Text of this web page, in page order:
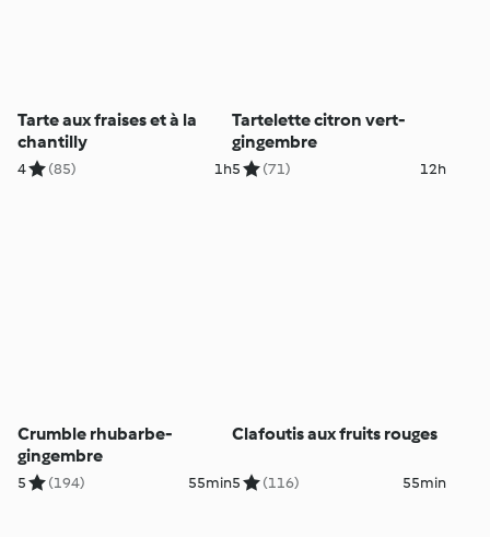
Tarte aux fraises et à la
chantilly
4 (85) 1h
Tartelette citron vert-
gingembre
5 (71) 12h
Crumble rhubarbe-
gingembre
5 (194) 55min
Clafoutis aux fruits rouges
5 (116) 55min